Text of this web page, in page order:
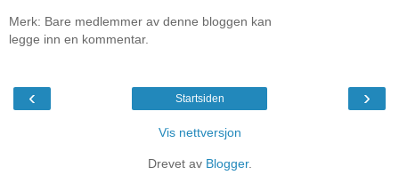
Merk: Bare medlemmer av denne bloggen kan
legge inn en kommentar.
‹ ›
Startsiden
Vis nettversjon
Drevet av Blogger.